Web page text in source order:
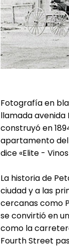
Fotografía en
llamada avenida
construyó en
apartamento
dice «Elite -
La historia de
ciudad y a las
cercanas como
se convirtió en
como la
Fourth Street